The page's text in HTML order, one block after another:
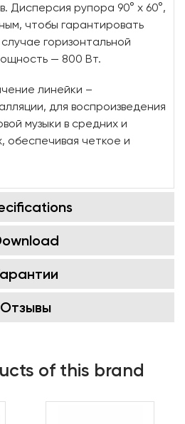
Дисперсия рупора 90° x 60°,
чтобы гарантировать
горизонтальной
— 800 Вт.
линейки –
для воспроизведения
музыки в средних и
обеспечивая четкое и
Отзывы
of this brand